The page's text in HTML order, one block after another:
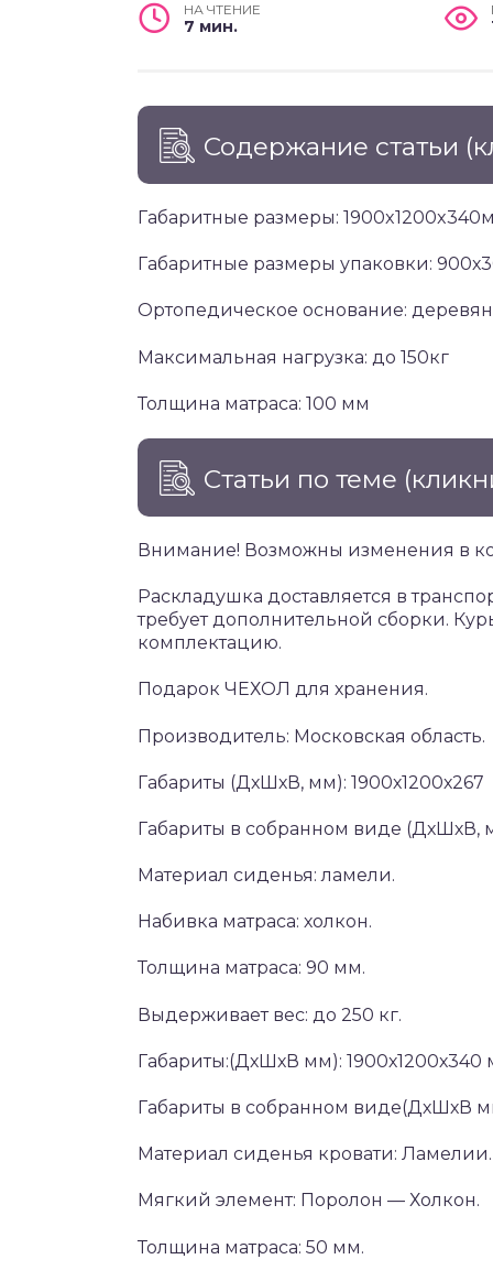
НА ЧТЕНИЕ
7 мин.
Содержание статьи
Габаритные размеры:
Габаритные размеры упаковки:
Ортопедическое основание:
Максимальная нагрузка: до 150кг
Толщина матраса: 100 мм
Статьи по теме
Внимание! Возможны изменения в
Раскладушка доставляется в
требует дополнительной сборки.
комплектацию.
Подарок ЧЕХОЛ для хранения.
Производитель: Московская область.
Габариты (ДхШхВ, мм): 1900х1200х267
Габариты в собранном виде (ДхШхВ,
Материал сиденья: ламели.
Набивка матраса: холкон.
Толщина матраса: 90 мм.
Выдерживает вес: до 250 кг.
Габариты:(ДхШхВ мм): 1900х1200х340
Габариты в собранном виде(ДхШхВ
Материал сиденья кровати: Ламелии.
Мягкий элемент: Поролон — Холкон.
Толщина матраса: 50 мм.